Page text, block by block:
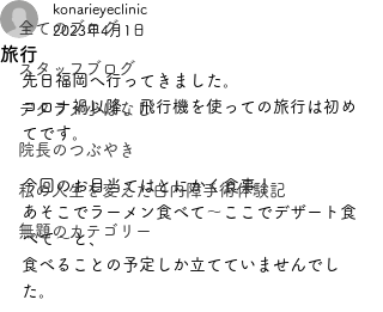
全てのブログ
スタッフブログ
デタラメ小ばなし
院長のつぶやき
私の人生を変えた白内障手術体験記
無題のカテゴリー
旅行
konarieyeclinic
2023年4月1日
先日福岡へ行ってきました。
コロナ禍以降、飛行機を使っての旅行は初め
てです。
今回のお目当てはとにかく食事！
あそこでラーメン食べて〜ここでデザート食
べて〜と、
食べることの予定しか立てていませんでし
た。